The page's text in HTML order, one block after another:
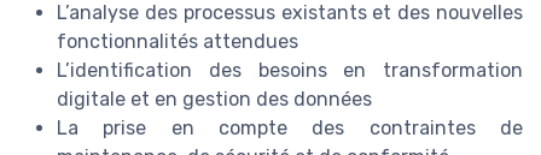
L’analyse des processus existants et des nouvelles
fonctionnalités attendues
L’identification des besoins en transformation
digitale et en gestion des données
La prise en compte des contraintes de